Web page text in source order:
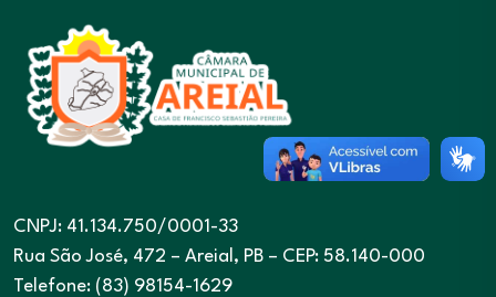
CNPJ: 41.134.750/0001-33
Rua São José, 472 – Areial, PB – CEP: 58.140-000
Telefone: (83) 98154-1629